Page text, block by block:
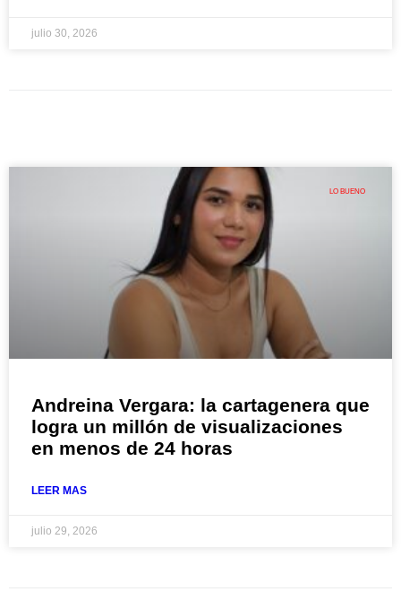
julio 30, 2026
LO BUENO
Andreina Vergara: la cartagenera que
logra un millón de visualizaciones
en menos de 24 horas
LEER MAS
julio 29, 2026